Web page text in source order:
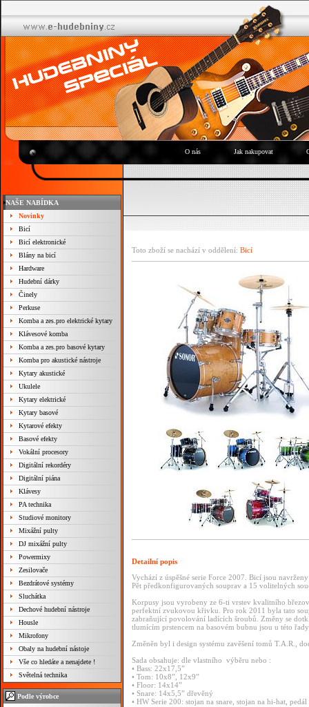
O nás Jak nakupovat
NAŠE NABÍDKA
Novinky
Bicí
Bicí elektronické
Blány na bicí
Hardware
Hudební dárky
Činely
Perkuse
Komba a zes.pro elektrické kytary
Klávesové komba
Komba a zes.pro basové kytary
Komba pro akustické nástroje
Kytary akustické
Ukulele
Kytary elektrické
Kytary basové
Kytarové efekty
Basové efekty
Vokální procesory
Digitální rekordéry
Digitální piána
Klávesy
PA technika
Studiové monitory
Mixážní pulty
DJ mixážní pulty
Powermixy
Zesilovače
Bezdrátové systémy
Sluchátka
Dechové hudební nástroje
Housle
Mikrofony
Obaly na hudební nástoje
Vše co hledáte a nenajdete !
Světelná technika
Podle výrobce
Toto zboží se nachází v oddělení: Bicí
Detailní popis
Vychází z úspěšné serie Force 2007. Bicí jsou
Pět předkonfigurovaných souprav a 15 volitelných
Korpusy jsou vyrobeny ze 6-ti vrstev kvalitního
perfektní zvukovou křivku. Pro rok 2011 byla tato
zabraňující povolování ladících šroubů. Změny se
tlumícím prstencem na basovém bubnu jsou u této
Změněn byl i design systému zavěšení tomů T.A.R.,
Sada obsahuje: dle vlastního výběru nebo :
• Bass: 22x17,5”
• Tom: 10x8”, 12x9”
• Floor: 14x14”
• Snare: 14x5,5” dřevěný
• HW Serie 200: stojan na snare, stojan na hi-hat,